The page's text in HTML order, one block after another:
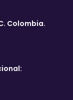
Colombia.